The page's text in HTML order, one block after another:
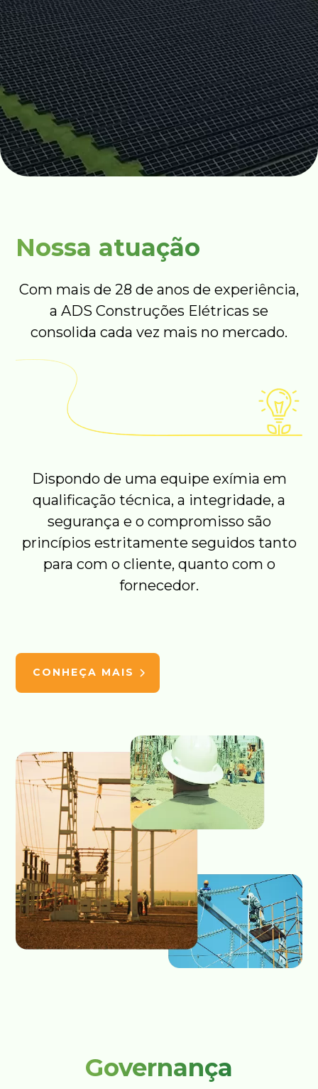
Nossa atuação
Com mais de 28 de anos de experiência,
a ADS Construções Elétricas se
consolida cada vez mais no mercado.
Dispondo de uma equipe exímia em
qualificação técnica, a integridade, a
segurança e o compromisso são
princípios estritamente seguidos tanto
para com o cliente, quanto com o
fornecedor.
CONHEÇA MAIS
Governança